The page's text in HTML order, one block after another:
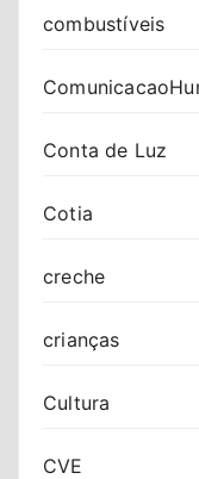
combustíveis
Conta de Luz
Cotia
creche
crianças
Cultura
CVE